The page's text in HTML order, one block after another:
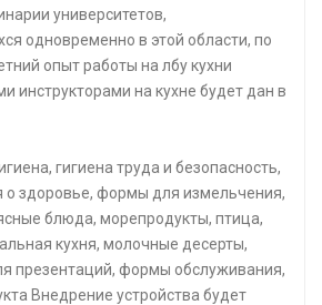
университетов,
одновременно в этой области, по
опыт работы на лбу кухни
инструкторами на кухне будет дан в
гигиена труда и безопасность,
о здоровье, формы для измельчения,
блюда, морепродукты, птица,
кухня, молочные десерты,
презентаций, формы обслуживания,
Внедрение устройства будет